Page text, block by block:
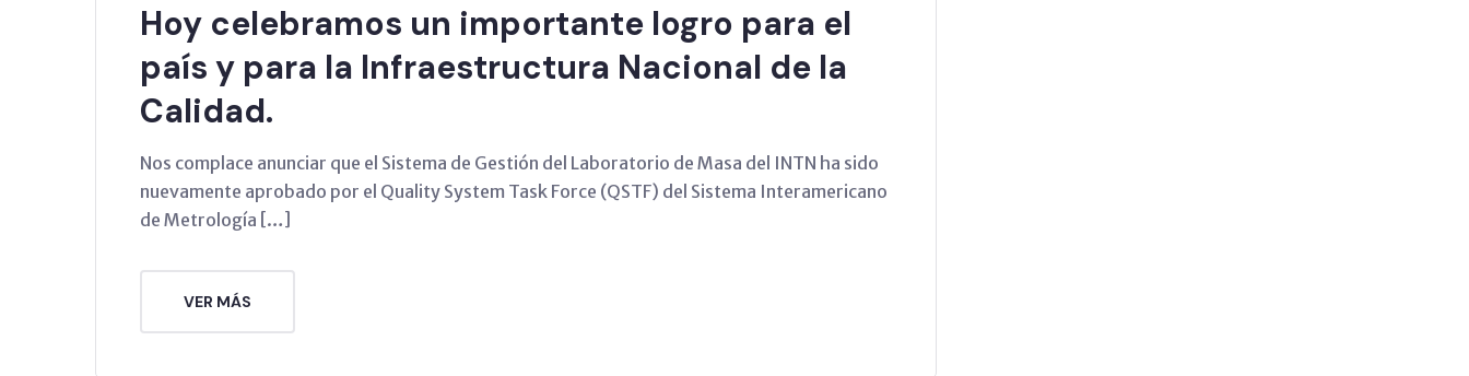
Hoy celebramos un importante logro para el
país y para la Infraestructura Nacional de la
Calidad.
Nos complace anunciar que el Sistema de Gestión del Laboratorio de Masa del INTN ha sido
nuevamente aprobado por el Quality System Task Force (QSTF) del Sistema Interamericano
de Metrología […]
VER MÁS